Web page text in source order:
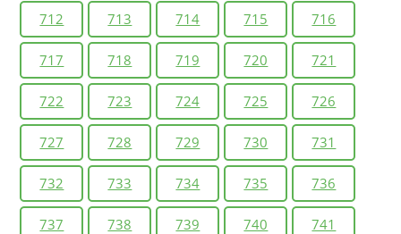
712 713 714 715 716
717 718 719 720 721
722 723 724 725 726
727 728 729 730 731
732 733 734 735 736
737 738 739 740 741